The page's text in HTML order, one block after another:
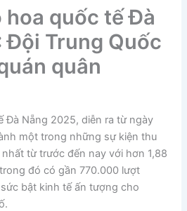
hoa quốc tế Đà
Đội Trung Quốc
quân
Đà Nẵng 2025, diễn ra từ ngày
một trong những sự kiện thu
từ trước đến nay với hơn 1,88
đó có gần 770.000 lượt
bật kinh tế ấn tượng cho